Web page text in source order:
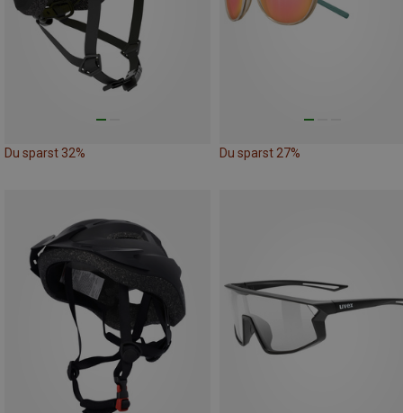
Du sparst 32% Du sparst 27%